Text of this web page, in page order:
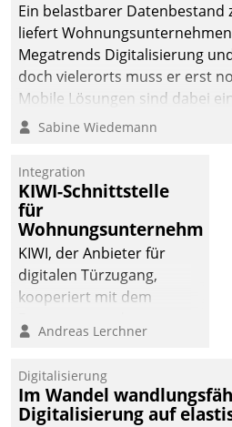
Ein belastbarer Datenbestand
liefert
Megatrends Digitalisierung
doch vielerorts muss er erst
Mobile Lösungen sind dabei
Sabine Wiedemann
Integration
KIWI-Schnittstelle
für
Wohnungsunternehmen
KIWI, der Anbieter für
digitalen Türzugang,
kooperiert mit dem
Softwareentwicklungshaus
Andreas Lerchner
Digitalisierung
Im Wandel
Digitalisierung auf